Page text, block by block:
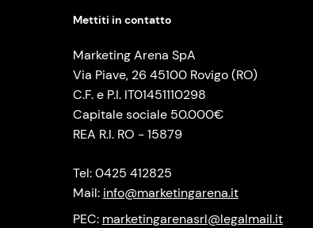
Mettiti in contatto
Marketing Arena SpA
Via Piave, 26 45100 Rovigo (RO)
C.F. e P.I. IT01451110298
Capitale sociale 50.000€
REA R.I. RO - 15879
Tel: 0425 412825
Mail: info@marketingarena.it
PEC: marketingarenasrl@legalmail.it